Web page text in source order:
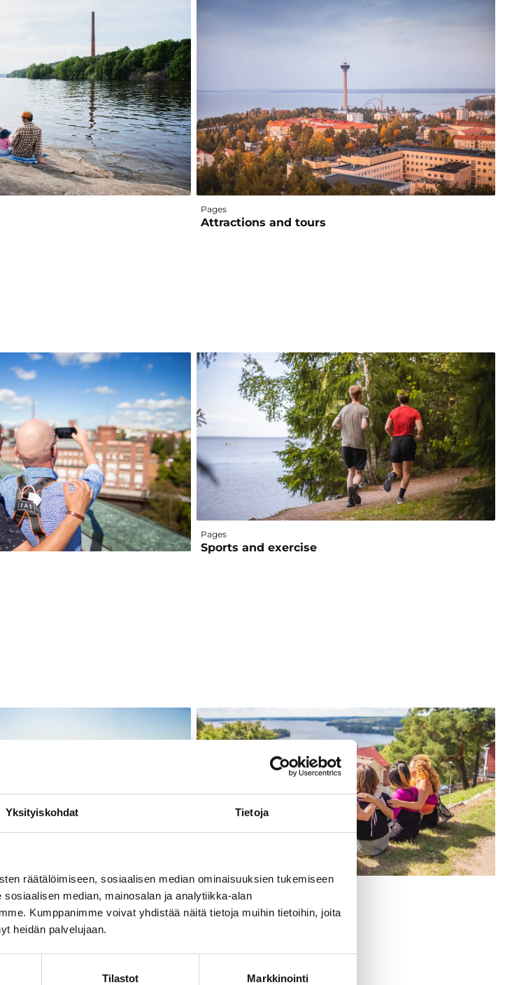
Yksityiskohdat Tietoja
räätälöimiseen, sosiaalisen median ominaisuuksien tukemiseen
median, mainosalan ja analytiikka-alan
Kumppanimme voivat yhdistää näitä tietoja muihin tietoihin, joita
heidän palvelujaan.
Tilastot Markkinointi
Pages
Attractions and tours
Pages
Sports and exercise
Pages
For groups